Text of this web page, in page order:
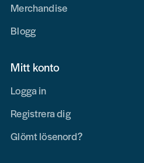
Merchandise
Blogg
Mitt konto
Logga in
Registrera dig
Glömt lösenord?